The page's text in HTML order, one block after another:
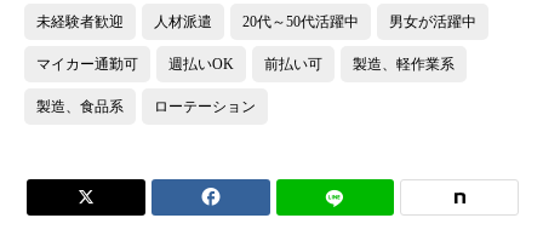
未経験者歓迎 人材派遣 20代～50代活躍中 男女が活躍中
マイカー通勤可 週払いOK 前払い可 製造、軽作業系
製造、食品系 ローテーション
 